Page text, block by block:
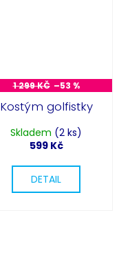
1 299 KČ –53 %
Kostým golfistky
Skladem (2 ks)
599 Kč
DETAIL